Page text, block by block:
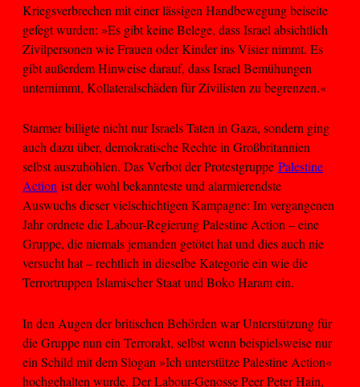
Kriegsverbrechen mit einer lässigen Handbewegung beiseite
gefegt wurden: »Es gibt keine Belege, dass Israel absichtlich
Zivilpersonen wie Frauen oder Kinder ins Visier nimmt. Es
gibt außerdem Hinweise darauf, dass Israel Bemühungen
unternimmt, Kollateralschäden für Zivilisten zu begrenzen.«
Starmer billigte nicht nur Israels Taten in Gaza, sondern ging
auch dazu über, demokratische Rechte in Großbritannien
selbst auszuhöhlen. Das Verbot der Protestgruppe Palestine
Action ist der wohl bekannteste und alarmierendste
Auswuchs dieser vielschichtigen Kampagne: Im vergangenen
Jahr ordnete die Labour-Regierung Palestine Action – eine
Gruppe, die niemals jemanden getötet hat und dies auch nie
versucht hat – rechtlich in dieselbe Kategorie ein wie die
Terrortruppen Islamischer Staat und Boko Haram ein.
In den Augen der britischen Behörden war Unterstützung für
die Gruppe nun ein Terrorakt, selbst wenn beispielsweise nur
ein Schild mit dem Slogan »Ich unterstütze Palestine Action«
hochgehalten wurde. Der Labour-Genosse Peer Peter Hain,